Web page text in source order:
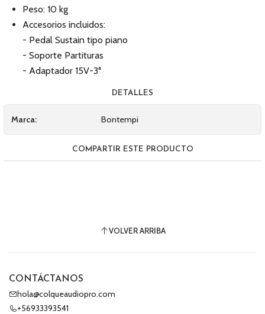
Peso: 10 kg
Accesorios incluidos:
- Pedal Sustain tipo piano
- Soporte Partituras
- Adaptador 15V-3ª
DETALLES
Marca: Bontempi
COMPARTIR ESTE PRODUCTO
VOLVER ARRIBA
CONTÁCTANOS
hola@colqueaudiopro.com
+56933393541